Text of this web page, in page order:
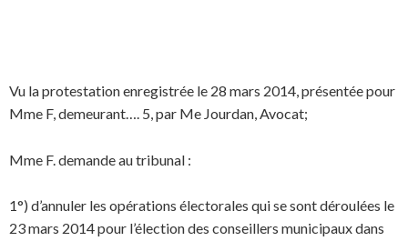
Vu la protestation enregistrée le 28 mars 2014, présentée pour
Mme F, demeurant…. 5, par Me Jourdan, Avocat;
Mme F. demande au tribunal :
1°) d’annuler les opérations électorales qui se sont déroulées le
23 mars 2014 pour l’élection des conseillers municipaux dans